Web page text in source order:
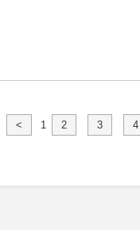
< 1 2 3 4